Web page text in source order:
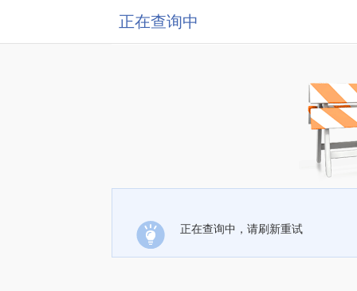
正在查询中
正在查询中，请刷新重试